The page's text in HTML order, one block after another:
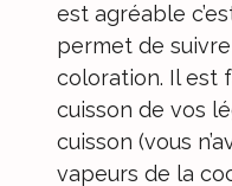
est agréable
permet de
coloration. Il est
cuisson de vos
cuisson (vous
vapeurs de la